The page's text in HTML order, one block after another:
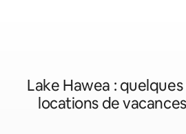
Lake Hawea :
locations de